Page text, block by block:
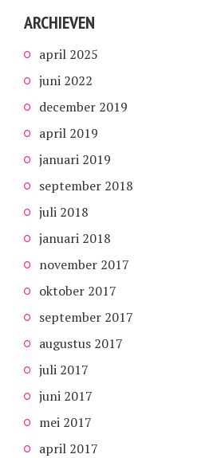
ARCHIEVEN
april 2025
juni 2022
december 2019
april 2019
januari 2019
september 2018
juli 2018
januari 2018
november 2017
oktober 2017
september 2017
augustus 2017
juli 2017
juni 2017
mei 2017
april 2017